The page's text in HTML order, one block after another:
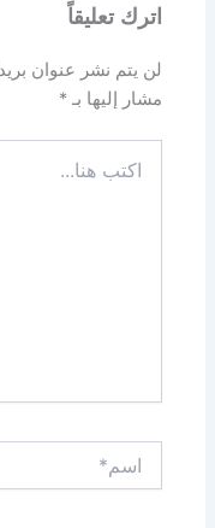
اترك تعليقاً
لن يتم نشر عنوان
مشار إليها بـ*
هنا...